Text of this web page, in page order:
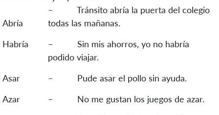
Abría
Habría
– Tránsito abría la puerta del colegio
todas las mañanas.
– Sin mis ahorros, yo no habría
podido viajar.
Asar
Azar
– Pude asar el pollo sin ayuda.
– No me gustan los juegos de azar.